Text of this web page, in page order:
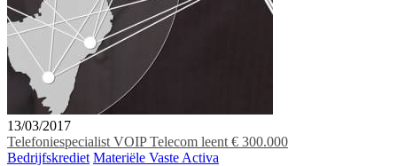
13/03/2017
Telefoniespecialist VOIP Telecom leent € 300.000
Bedrijfskrediet Materiële Vaste Activa